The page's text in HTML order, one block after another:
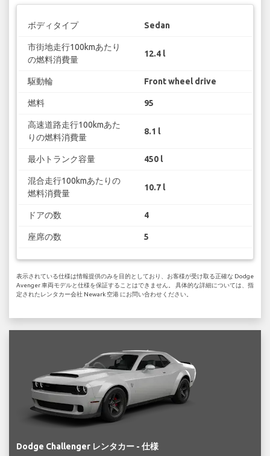
ボディタイプ Sedan
市街地走行100kmあたり
の燃料消費量
12.4 l
駆動輪 Front wheel drive
燃料 95
高速道路走行100kmあた
りの燃料消費量
8.1 l
最小トランク容量 450 l
混合走行100kmあたりの
燃料消費量
10.7 l
ドアの数 4
座席の数 5
表示されている仕様は情報提供のみを目的としており、お客様が受け取る正確な Dodge
Avenger 車両モデルと仕様を保証することはできません。 具体的な詳細については、指
定されたレンタカー会社 Newark 空港 にお問い合わせください。
Dodge Challenger レンタカー - 仕様